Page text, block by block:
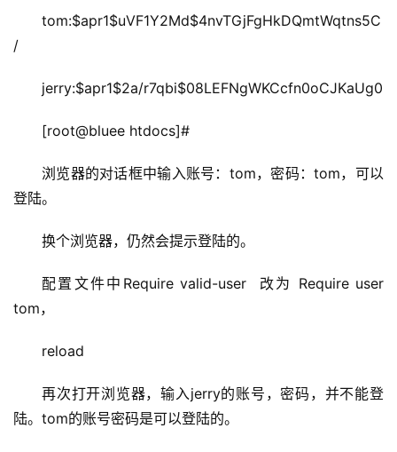
tom:$apr1$uVF1Y2Md$4nvTGjFgHkDQmtWqtns5C
/
jerry:$apr1$2a/r7qbi$08LEFNgWKCcfn0oCJKaUg0
[root@bluee htdocs]#
浏览器的对话框中输入账号：tom，密码：tom，可以
登陆。
换个浏览器，仍然会提示登陆的。
配置文件中Require valid-user  改为 Require user
tom，
reload
再次打开浏览器，输入jerry的账号，密码，并不能登
陆。tom的账号密码是可以登陆的。